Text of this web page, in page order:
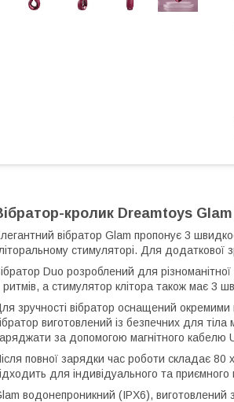
кролик Dreamtoys
вібратор Glam пропонує 3
стимуляторі. Для додаткової
Duo розроблений для
ритмів, а стимулятор клітора також має 3
зручності вібратор оснащений
виготовлений із безпечних для
за допомогою магнітного кабелю
повної зарядки час роботи складає 80
для індивідуального та
водонепроникний (IPX6), виготовлений